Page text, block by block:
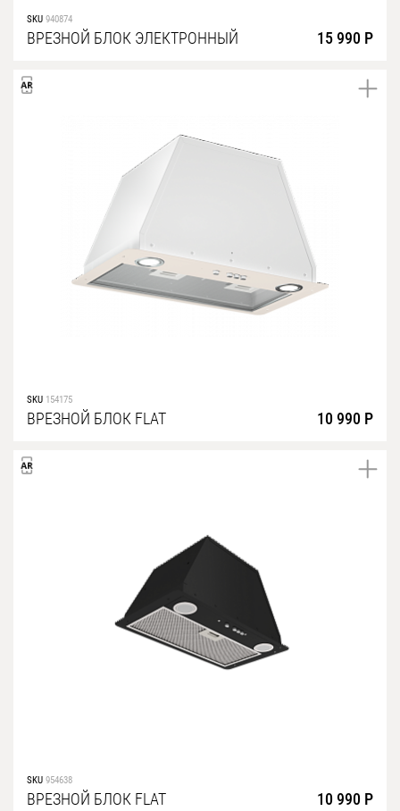
SKU 940874
ВРЕЗНОЙ БЛОК ЭЛЕКТРОННЫЙ 15 990 Р
SKU 154175
ВРЕЗНОЙ БЛОК FLAT 10 990 Р
SKU 954638
ВРЕЗНОЙ БЛОК FLAT 10 990 Р